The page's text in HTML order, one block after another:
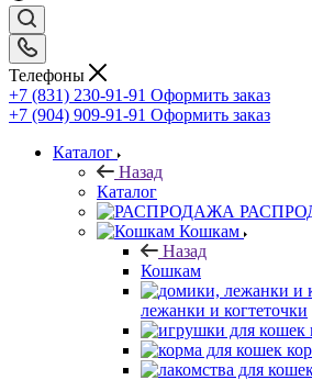
Телефоны
+7 (831) 230-91-91 Оформить заказ
+7 (904) 909-91-91 Оформить заказ
Каталог
Назад
Каталог
Кошкам
Назад
Кошкам
лежанки и когтеточки